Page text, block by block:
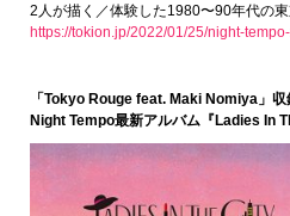
2人が描く／体験した1980〜90年代の
https://tokion.jp/2022/01/25/night-
「Tokyo Rouge feat. Maki Nomiya」収
Night Tempo最新アルバム『Ladies In